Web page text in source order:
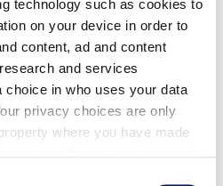
technology such as cookies to
on your device in order to
content, ad and content
and services
choice in who uses your data
privacy choices are only
where you have made
رسوم الاتجاه الواحد*:تقريبًا
ميرز سيدان
للذهاب
فان 8 ركاب